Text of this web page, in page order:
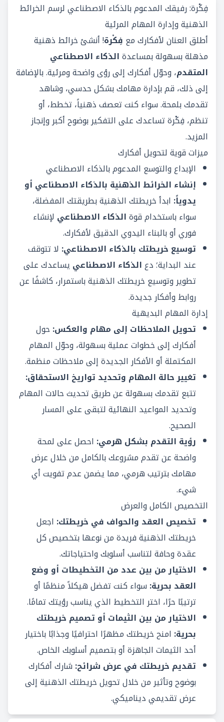
فِكْرة: رفيقك المدعوم بالذكاء الاصطناعي لرسم الخرائط
الذهنية وإدارة المهام المرئية
أطلق العنان لأفكارك مع فِكْرة! أنشئ خرائط ذهنية
مذهلة بسهولة بمساعدةالذكاء الاصطناعي
المتقدم، وحوّل أفكارك إلى رؤى واضحة ومرئية. بالإضافة
إلى ذلك، قم بإدارة مهامك بشكل حدسي، وشاهد
تقدمك بلمحة. سواء كنت تعصف ذهنياً، تخطط، أو
تنظم، فِكْرة تساعدك على التفكير بوضوح أكبر وإنجاز
المزيد.
ميزات قوية لتحويل أفكارك
الإبداع والتوسع المدعوم بالذكاء الاصطناعي
إنشاء الخرائط الذهنية بالذكاء الاصطناعي أو
يدوياً: ابدأ خريطتك الذهنية بطريقتك المفضلة،
سواء باستخدام قوةالذكاء الاصطناعي لإنشاء
فوري أو بالبناء اليدوي الدقيق لأفكارك.
توسيع خريطتك بالذكاء الاصطناعي: لا تتوقف
عند البداية؛ دعالذكاء الاصطناعي يساعدك على
تطوير وتوسيع خريطتك الذهنية باستمرار، كاشفًا عن
روابط وأفكار جديدة.
إدارة المهام البديهية
تحويل الملاحظات إلى مهام والعكس: حول
أفكارك إلى خطوات عملية بسهولة، وحوّل المهام
المكتملة أو الأفكار الجديدة إلى ملاحظات منظمة.
تغيير حالة المهام وتحديد تواريخ الاستحقاق:
تتبع تقدمك بسهولة عن طريق تحديث حالات المهام
وتحديد المواعيد النهائية لتبقى على المسار
الصحيح.
رؤية التقدم بشكل هرمي: احصل على لمحة
واضحة عن تقدم مشروعك بالكامل من خلال عرض
مهامك بترتيب هرمي، مما يضمن عدم تفويت أي
شيء.
التخصيص الكامل والعرض
تخصيص العقد والحواف في خريطتك: اجعل
خريطتك الذهنية فريدة من نوعها بتخصيص كل
عقدة وحافة لتناسب أسلوبك واحتياجاتك.
الاختيار من بين عدد من التخطيطات أو وضع
العقد بحرية: سواء كنت تفضل هيكلاً منظمًا أو
ترتيبًا حرًا، اختر التخطيط الذي يناسب رؤيتك تمامًا.
الاختيار من بين الثيمات أو تصميم خريطتك
بحرية: امنح خريطتك مظهرًا احترافيًا وجذابًا باختيار
أحد الثيمات الجاهزة أو بتصميم أسلوبك الخاص.
تقديم خريطتك في عرض شرائح: شارك أفكارك
بوضوح وتأثير من خلال تحويل خريطتك الذهنية إلى
عرض تقديمي ديناميكي.